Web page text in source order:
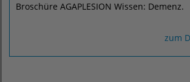
Broschüre AGAPLESION Wissen: Demenz.
zum